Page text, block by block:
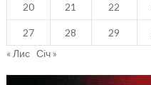
20 21 22
27 28 29
« Лис Січ »